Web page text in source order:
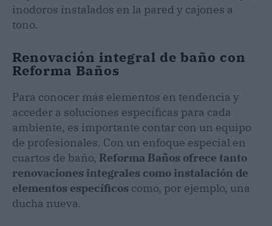
inodoros instalados en la pared y cajones a
tono.
Renovación integral de baño con
Reforma Baños
Para conocer más elementos en tendencia y
acceder a soluciones específicas para cada
ambiente, es importante contar con un equipo
de profesionales. Con un enfoque especial en
cuartos de baño, Reforma Baños ofrece tanto
renovaciones integrales como instalación de
elementos específicos como, por ejemplo, una
ducha nueva.